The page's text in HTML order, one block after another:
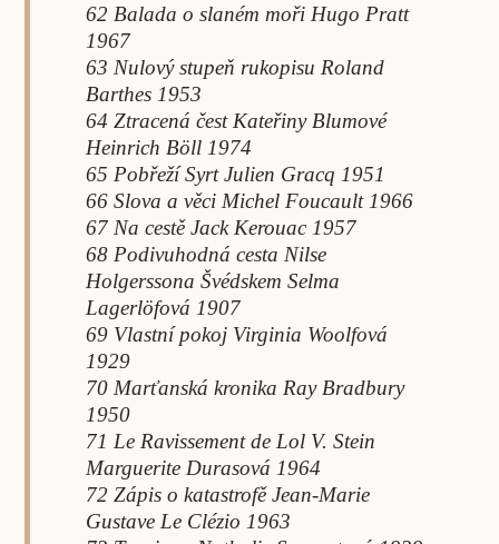
62 Balada o slaném moři Hugo Pratt
1967
63 Nulový stupeň rukopisu Roland
Barthes 1953
64 Ztracená čest Kateřiny Blumové
Heinrich Böll 1974
65 Pobřeží Syrt Julien Gracq 1951
66 Slova a věci Michel Foucault 1966
67 Na cestě Jack Kerouac 1957
68 Podivuhodná cesta Nilse
Holgerssona Švédskem Selma
Lagerlöfová 1907
69 Vlastní pokoj Virginia Woolfová
1929
70 Marťanská kronika Ray Bradbury
1950
71 Le Ravissement de Lol V. Stein
Marguerite Durasová 1964
72 Zápis o katastrofě Jean-Marie
Gustave Le Clézio 1963